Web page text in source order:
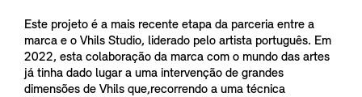
Este projeto é a mais recente etapa da parceria entre a
marca e o Vhils Studio, liderado pelo artista português. Em
2022, esta colaboração da marca com o mundo das artes
já tinha dado lugar a uma intervenção de grandes
dimensões de Vhils que,recorrendo a uma técnica